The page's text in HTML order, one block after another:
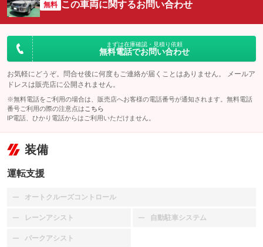
無料 この車両に関するお問い合わせ
まずは在庫確認・見積り依頼
無料電話でお問い合わせ
お気軽にどうぞ。問合せ後に何度もご連絡が届くことはありません。 メールア
ドレスは販売店に公開されません。
※無料電話をご利用の場合は、販売店へお客様の電話番号が通知されます。無料電話
番号ご利用の際の注意点は こちら
IP電話、ひかり電話からはご利用いただけません。
装備
運転支援
オートクルーズコントロール
：装備なし
レーンアシスト
：装備なし 自動駐車システム
：装備なし
パークアシスト
：装備なし